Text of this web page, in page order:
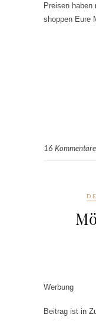
Preisen haben
shoppen Eure
16 Kommentare
Werbung
Beitrag ist in